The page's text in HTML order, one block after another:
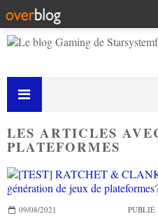
LES ARTICLES
PLATEFORMES
09/08/2021 PUBLIÉ